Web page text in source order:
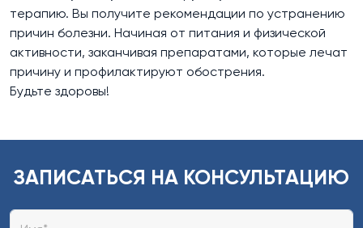
терапию. Вы получите рекомендации по устранению
причин болезни. Начиная от питания и физической
активности, заканчивая препаратами, которые лечат
причину и профилактируют обострения.
Будьте здоровы!
ЗАПИСАТЬСЯ НА КОНСУЛЬТАЦИЮ